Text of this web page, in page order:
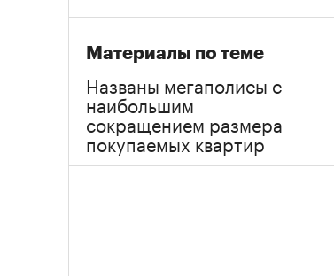
Материалы по теме
Названы мегаполисы с
наибольшим
сокращением размера
покупаемых квартир